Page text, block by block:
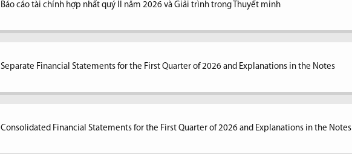
Báo cáo tài chính hợp nhất quý II năm 2026 và Giải trình trong Thuyết minh
Separate Financial Statements for the First Quarter of 2026 and Explanations in the Notes
Consolidated Financial Statements for the First Quarter of 2026 and Explanations in the Notes